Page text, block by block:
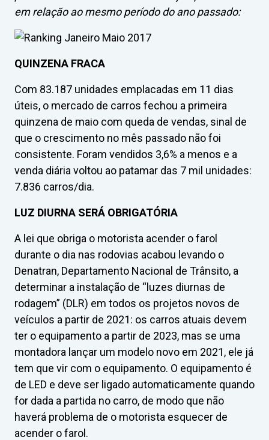
em relação ao mesmo período do ano passado:
QUINZENA FRACA
Com 83.187 unidades emplacadas em 11 dias
úteis, o mercado de carros fechou a primeira
quinzena de maio com queda de vendas, sinal de
que o crescimento no mês passado não foi
consistente. Foram vendidos 3,6% a menos e a
venda diária voltou ao patamar das 7 mil unidades:
7.836 carros/dia.
LUZ DIURNA SERÁ OBRIGATÓRIA
A lei que obriga o motorista acender o farol
durante o dia nas rodovias acabou levando o
Denatran, Departamento Nacional de Trânsito, a
determinar a instalação de “luzes diurnas de
rodagem” (DLR) em todos os projetos novos de
veículos a partir de 2021: os carros atuais devem
ter o equipamento a partir de 2023, mas se uma
montadora lançar um modelo novo em 2021, ele já
tem que vir com o equipamento. O equipamento é
de LED e deve ser ligado automaticamente quando
for dada a partida no carro, de modo que não
haverá problema de o motorista esquecer de
acender o farol.